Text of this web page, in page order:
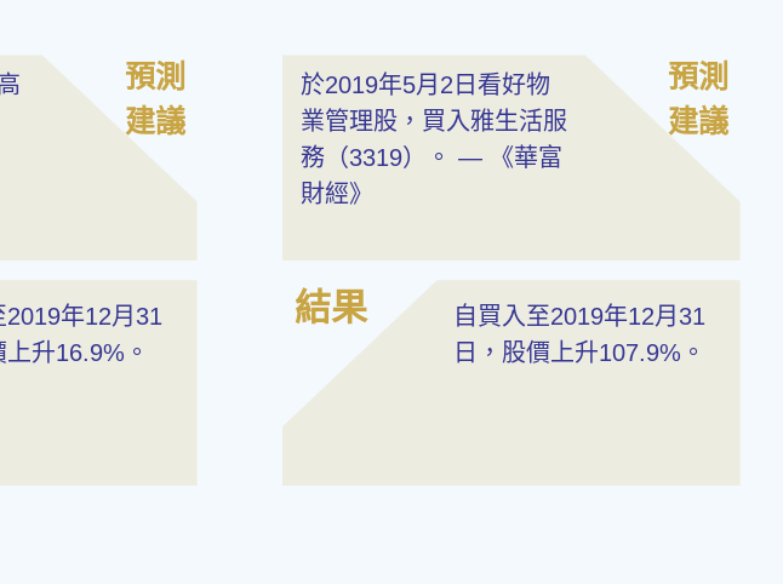
預測
建議
2019年12月31
上升16.9%。
於2019年5月2日看好物
業管理股，買入雅生活服
務（3319）。 — 《華富
財經》
預測
建議
結果
自買入至2019年12月31
日，股價上升107.9%。